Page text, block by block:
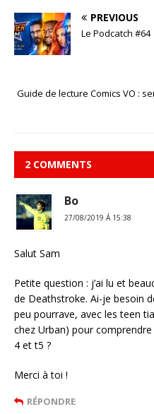
PREVIOUS
Le Podcatch #64
Guide de lecture Comics VO :
2 COMMENTS
Bo
27/08/2019 Á 15:38
Salut Sam
Petite question : j’ai lu et
de Deathstroke. Ai-je besoin
peu pourrave, avec les teen
chez Urban) pour
4 et t5 ?
Merci à toi !
RÉPONDRE